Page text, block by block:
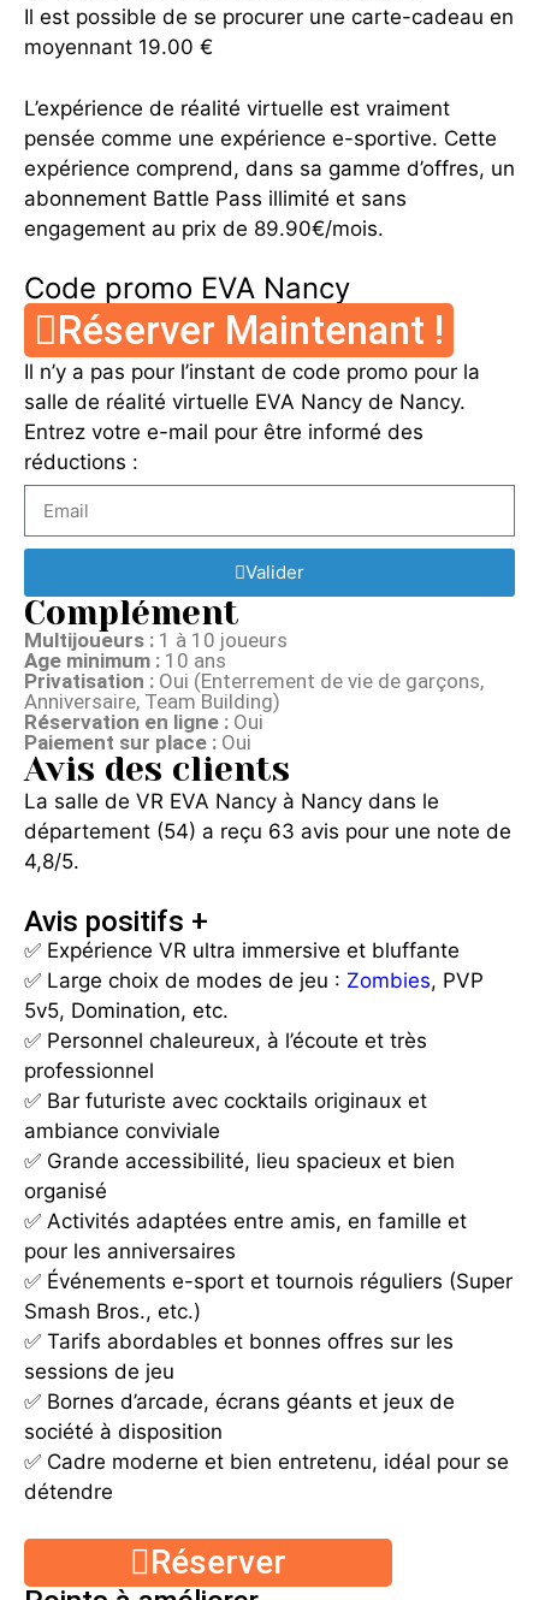
Il est possible de se procurer une carte-cadeau en
moyennant 19.00 €
L’expérience de réalité virtuelle est vraiment
pensée comme une expérience e-sportive. Cette
expérience comprend, dans sa gamme d’offres, un
abonnement Battle Pass illimité et sans
engagement au prix de 89.90€/mois.
Code promo EVA Nancy
Réserver Maintenant !
Il n’y a pas pour l’instant de code promo pour la
salle de réalité virtuelle EVA Nancy de Nancy.
Entrez votre e-mail pour être informé des
réductions :
Valider
Complément
Multijoueurs : 1 à 10 joueurs
Age minimum : 10 ans
Privatisation : Oui (Enterrement de vie de garçons,
Anniversaire, Team Building)
Réservation en ligne : Oui
Paiement sur place : Oui
Avis des clients
La salle de VR EVA Nancy à Nancy dans le
département (54) a reçu 63 avis pour une note de
4,8/5.
Avis positifs +
✅ Expérience VR ultra immersive et bluffante
✅ Large choix de modes de jeu : Zombies, PVP
5v5, Domination, etc.
✅ Personnel chaleureux, à l’écoute et très
professionnel
✅ Bar futuriste avec cocktails originaux et
ambiance conviviale
✅ Grande accessibilité, lieu spacieux et bien
organisé
✅ Activités adaptées entre amis, en famille et
pour les anniversaires
✅ Événements e-sport et tournois réguliers (Super
Smash Bros., etc.)
✅ Tarifs abordables et bonnes offres sur les
sessions de jeu
✅ Bornes d’arcade, écrans géants et jeux de
société à disposition
✅ Cadre moderne et bien entretenu, idéal pour se
détendre
Réserver